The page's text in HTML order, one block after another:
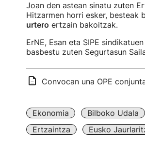
Joan den astean sinatu zuten
Hitzarmen horri esker, besteak
urtero ertzain bakoitzak.
ErNE, Esan eta SIPE
basbestu zuten Segurtasun
Convocan una OPE
Ekonomia Bilboko Udala
Ertzaintza
Eusko